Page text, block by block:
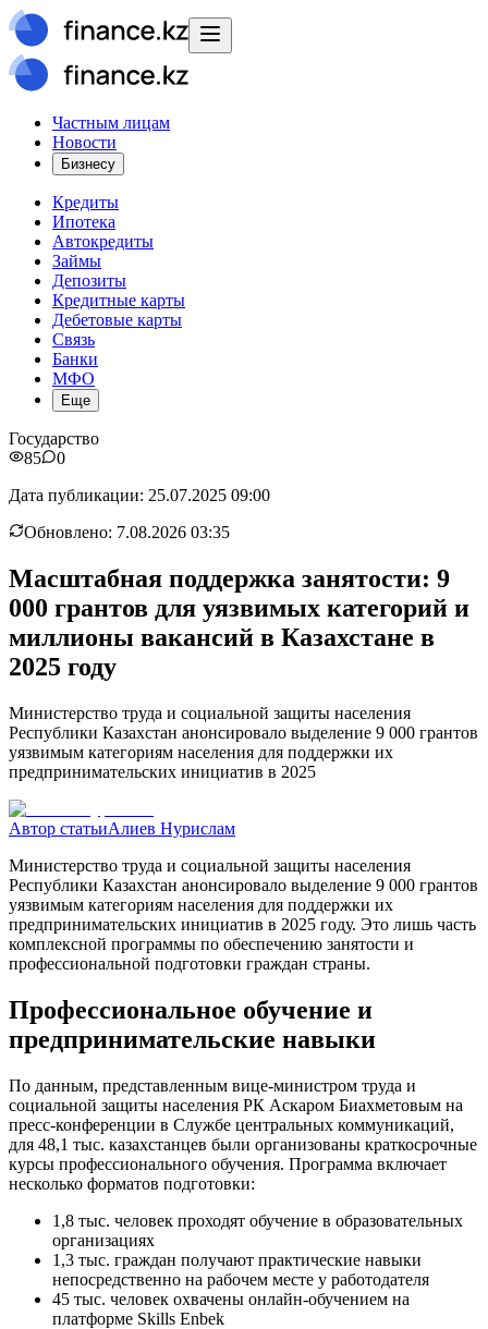
Частным лицам
Новости
Бизнесу
Кредиты
Ипотека
Автокредиты
Займы
Депозиты
Кредитные карты
Дебетовые карты
Связь
Банки
МФО
Еще
Государство
85
0
Дата публикации: 25.07.2025 09:00
Обновлено: 7.08.2026 03:35
Масштабная поддержка занятости: 9
000 грантов для уязвимых категорий и
миллионы вакансий в Казахстане в
2025 году
Министерство труда и социальной защиты населения
Республики Казахстан анонсировало выделение 9 000 грантов
уязвимым категориям населения для поддержки их
предпринимательских инициатив в 2025
Автор статьиАлиев Нурислам
Министерство труда и социальной защиты населения
Республики Казахстан анонсировало выделение 9 000 грантов
уязвимым категориям населения для поддержки их
предпринимательских инициатив в 2025 году. Это лишь часть
комплексной программы по обеспечению занятости и
профессиональной подготовки граждан страны.
Профессиональное обучение и
предпринимательские навыки
По данным, представленным вице-министром труда и
социальной защиты населения РК Аскаром Биахметовым на
пресс-конференции в Службе центральных коммуникаций,
для 48,1 тыс. казахстанцев были организованы краткосрочные
курсы профессионального обучения. Программа включает
несколько форматов подготовки:
1,8 тыс. человек проходят обучение в образовательных
организациях
1,3 тыс. граждан получают практические навыки
непосредственно на рабочем месте у работодателя
45 тыс. человек охвачены онлайн-обучением на
платформе Skills Enbek